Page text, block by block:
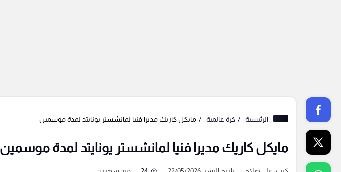
الرئيسية كرة عالمية مايكل كاريك مديرا فنيا لمانشستر يونايتد لمدة موسمين
مايكل كاريك مديرا فنيا لمانشستر يونايتد لمدة موسمين